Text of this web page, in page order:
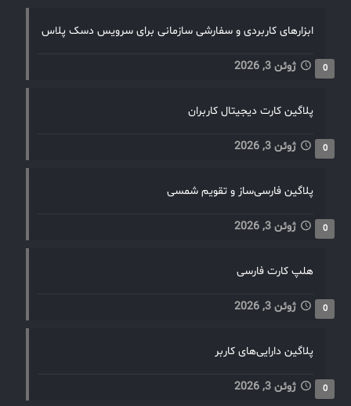
ابزارهای کاربردی و سفارشی سازمانی برای سرویس دسک پلاس
ژوئن 3, 2026 0
پلاگین کارت دیجیتال کاربران
ژوئن 3, 2026 0
پلاگین فارسی‌ساز و تقویم شمسی
ژوئن 3, 2026 0
هلپ کارت فارسی
ژوئن 3, 2026 0
پلاگین دارایی‌های کاربر
ژوئن 3, 2026 0